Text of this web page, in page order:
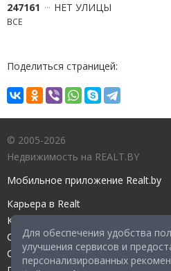
Для обеспечения удобства
улучшения сервисов и
персонализированных
247161 НЕТ УЛИЦЫ
ВСЕ
Поделиться страницей:
© 2005-2026
Недвижимость на REALT.BY
Мобильное приложение Realt.by
Карьера в Realt
Контакты редакции
Справочный центр
Служба поддержки